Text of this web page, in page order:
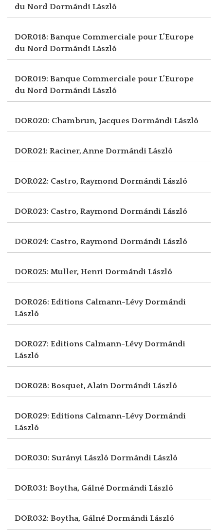
du Nord Dormándi László
DOR018: Banque Commerciale pour L’Europe
du Nord Dormándi László
DOR019: Banque Commerciale pour L’Europe
du Nord Dormándi László
DOR020: Chambrun, Jacques Dormándi László
DOR021: Raciner, Anne Dormándi László
DOR022: Castro, Raymond Dormándi László
DOR023: Castro, Raymond Dormándi László
DOR024: Castro, Raymond Dormándi László
DOR025: Muller, Henri Dormándi László
DOR026: Editions Calmann-LévyDormándi
László
DOR027: Editions Calmann-LévyDormándi
László
DOR028: Bosquet, AlainDormándi László
DOR029: Editions Calmann-LévyDormándi
László
DOR030: Surányi László Dormándi László
DOR031: Boytha, Gálné Dormándi László
DOR032: Boytha, Gálné Dormándi László